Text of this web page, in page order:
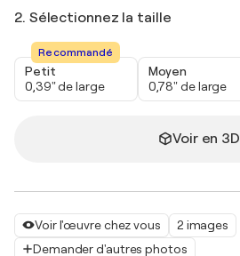
Voir l'œuvre chez vous
2 images
Demander d'autres photos
2. Sélectionnez la taille
Recommandé
Petit
0,39" de large
Moyen
0,78" de large
Voir en 3D